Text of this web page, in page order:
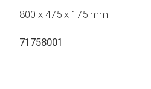
800 x 475 x 175 mm
71758001